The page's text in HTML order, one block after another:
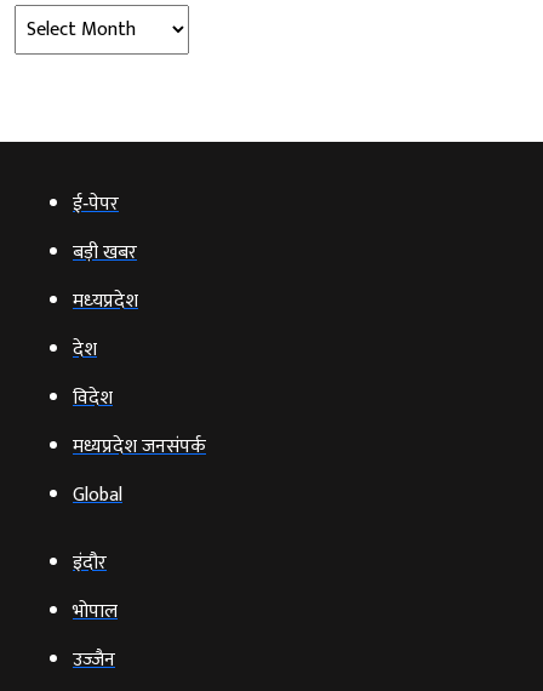
Archives
ई‑पेपर
बड़ी खबर
मध्‍यप्रदेश
देश
विदेश
मध्यप्रदेश जनसंपर्क
Global
इंदौर
भोपाल
उज्‍जैन